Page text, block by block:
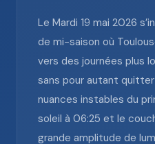
Le Mardi 19 mai 2026
de mi-saison où
vers des journées plus
sans pour autant
nuances instables du
soleil à 06:25 et le
grande amplitude de